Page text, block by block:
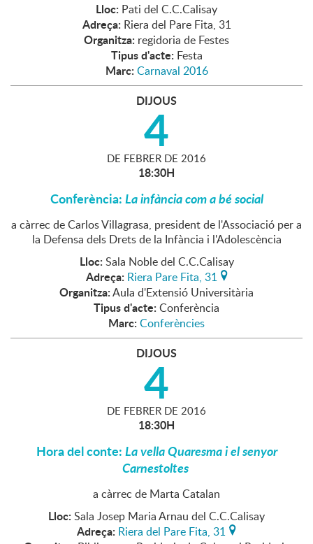
Lloc: Pati del C.C.Calisay
Adreça: Riera del Pare Fita, 31
Organitza: regidoria de Festes
Tipus d'acte: Festa
Marc: Carnaval 2016
DIJOUS
4
DE FEBRER DE 2016
18:30H
Conferència:La infància com a bé social
a càrrec de Carlos Villagrasa, president de l'Associació per a
la Defensa dels Drets de la Infància i l'Adolescència
Lloc: Sala Noble del C.C.Calisay
Adreça: Riera Pare Fita, 31
Organitza:Aula d'Extensió Universitària
Tipus d'acte: Conferència
Marc: Conferències
DIJOUS
4
DE FEBRER DE 2016
18:30H
Hora del conte:La vella Quaresma i el senyor
Carnestoltes
a càrrec de Marta Catalan
Lloc: Sala Josep Maria Arnau del C.C.Calisay
Adreça: Riera del Pare Fita, 31